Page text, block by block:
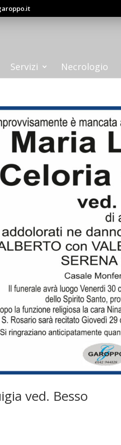
Servizi Necrologio
ved. Besso